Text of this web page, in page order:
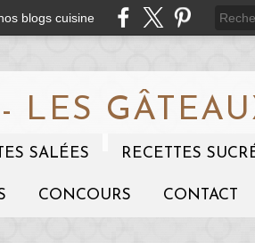
blogs cuisine
LES
SALÉES RECETTES
CONCOURS CONTACT